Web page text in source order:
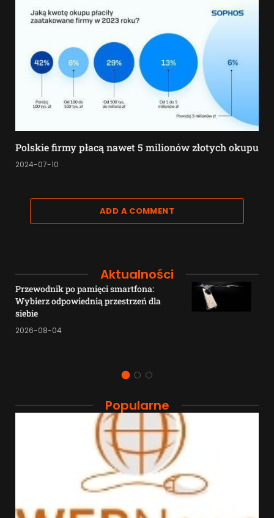
Polskie firmy płacą nawet 5 milionów złotych okupu
2024-07-10
ADD A COMMENT
Aktualności
Przewodnik po pamięci smartfona:
Wybierz odpowiednią przestrzeń dla
siebie
2026-08-04
Popularne